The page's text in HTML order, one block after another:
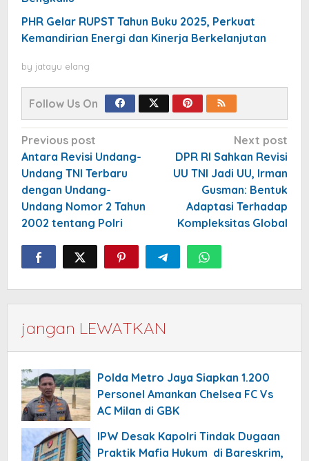
PHR Gelar RUPST Tahun Buku 2025, Perkuat
Kemandirian Energi dan Kinerja Berkelanjutan
by jatayu elang
Follow Us On
Post
navigation
Previous post
Antara Revisi Undang-
Undang TNI Terbaru
dengan Undang-
Undang Nomor 2 Tahun
2002 tentang Polri
Next post
DPR RI Sahkan Revisi
UU TNI Jadi UU, Irman
Gusman: Bentuk
Adaptasi Terhadap
Kompleksitas Global
jangan LEWATKAN
Polda Metro Jaya Siapkan 1.200
Personel Amankan Chelsea FC Vs
AC Milan di GBK
IPW Desak Kapolri Tindak Dugaan
Praktik Mafia Hukum di Bareskrim,